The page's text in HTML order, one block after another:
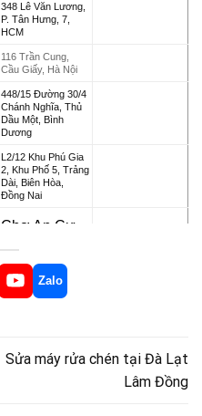
348 Lê Văn Lương,
P. Tân Hưng, 7,
HCM
116 Trần Cung,
Cầu Giấy, Hà Nội
448/15 Đường 30/4
Chánh Nghĩa, Thủ
Dầu Một, Bình
Dương
L2/12 Khu Phú Gia
2, Khu Phố 5, Trảng
Dài, Biên Hòa,
Đồng Nai
Chợ An Cư,
Phường An
Cư, Ninh
Kiều, TP.
33-23F Phạm Thái
Zalo
Sửa máy rửa chén tại Đà Lạt
Lâm Đồng